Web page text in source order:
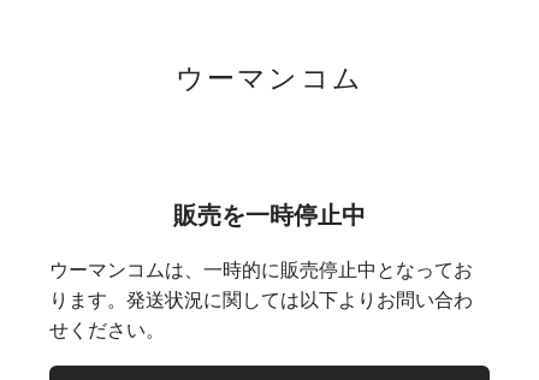
ウーマンコム
販売を一時停止中
ウーマンコムは、一時的に販売停止中となってお
ります。発送状況に関しては以下よりお問い合わ
せください。